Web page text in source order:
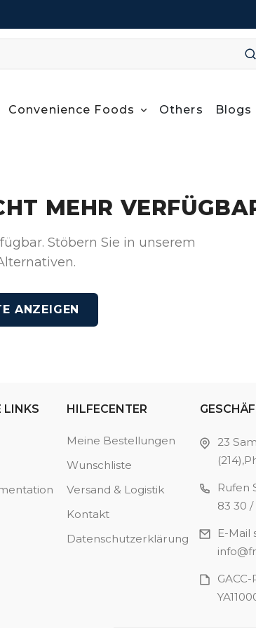
Convenience Foods Others Blogs
MEHR
Stöbern Sie in unserem
ANZEIGEN
LINKS HILFECENTER
Meine Bestellungen
Wunschliste
Versand & Logistik
Kontakt
Datenschutzerklärung
23
Rufen
83 30 /
E-Mail